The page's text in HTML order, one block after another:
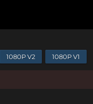
1080P V2 1080P V1